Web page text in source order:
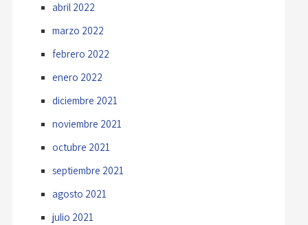
abril 2022
marzo 2022
febrero 2022
enero 2022
diciembre 2021
noviembre 2021
octubre 2021
septiembre 2021
agosto 2021
julio 2021